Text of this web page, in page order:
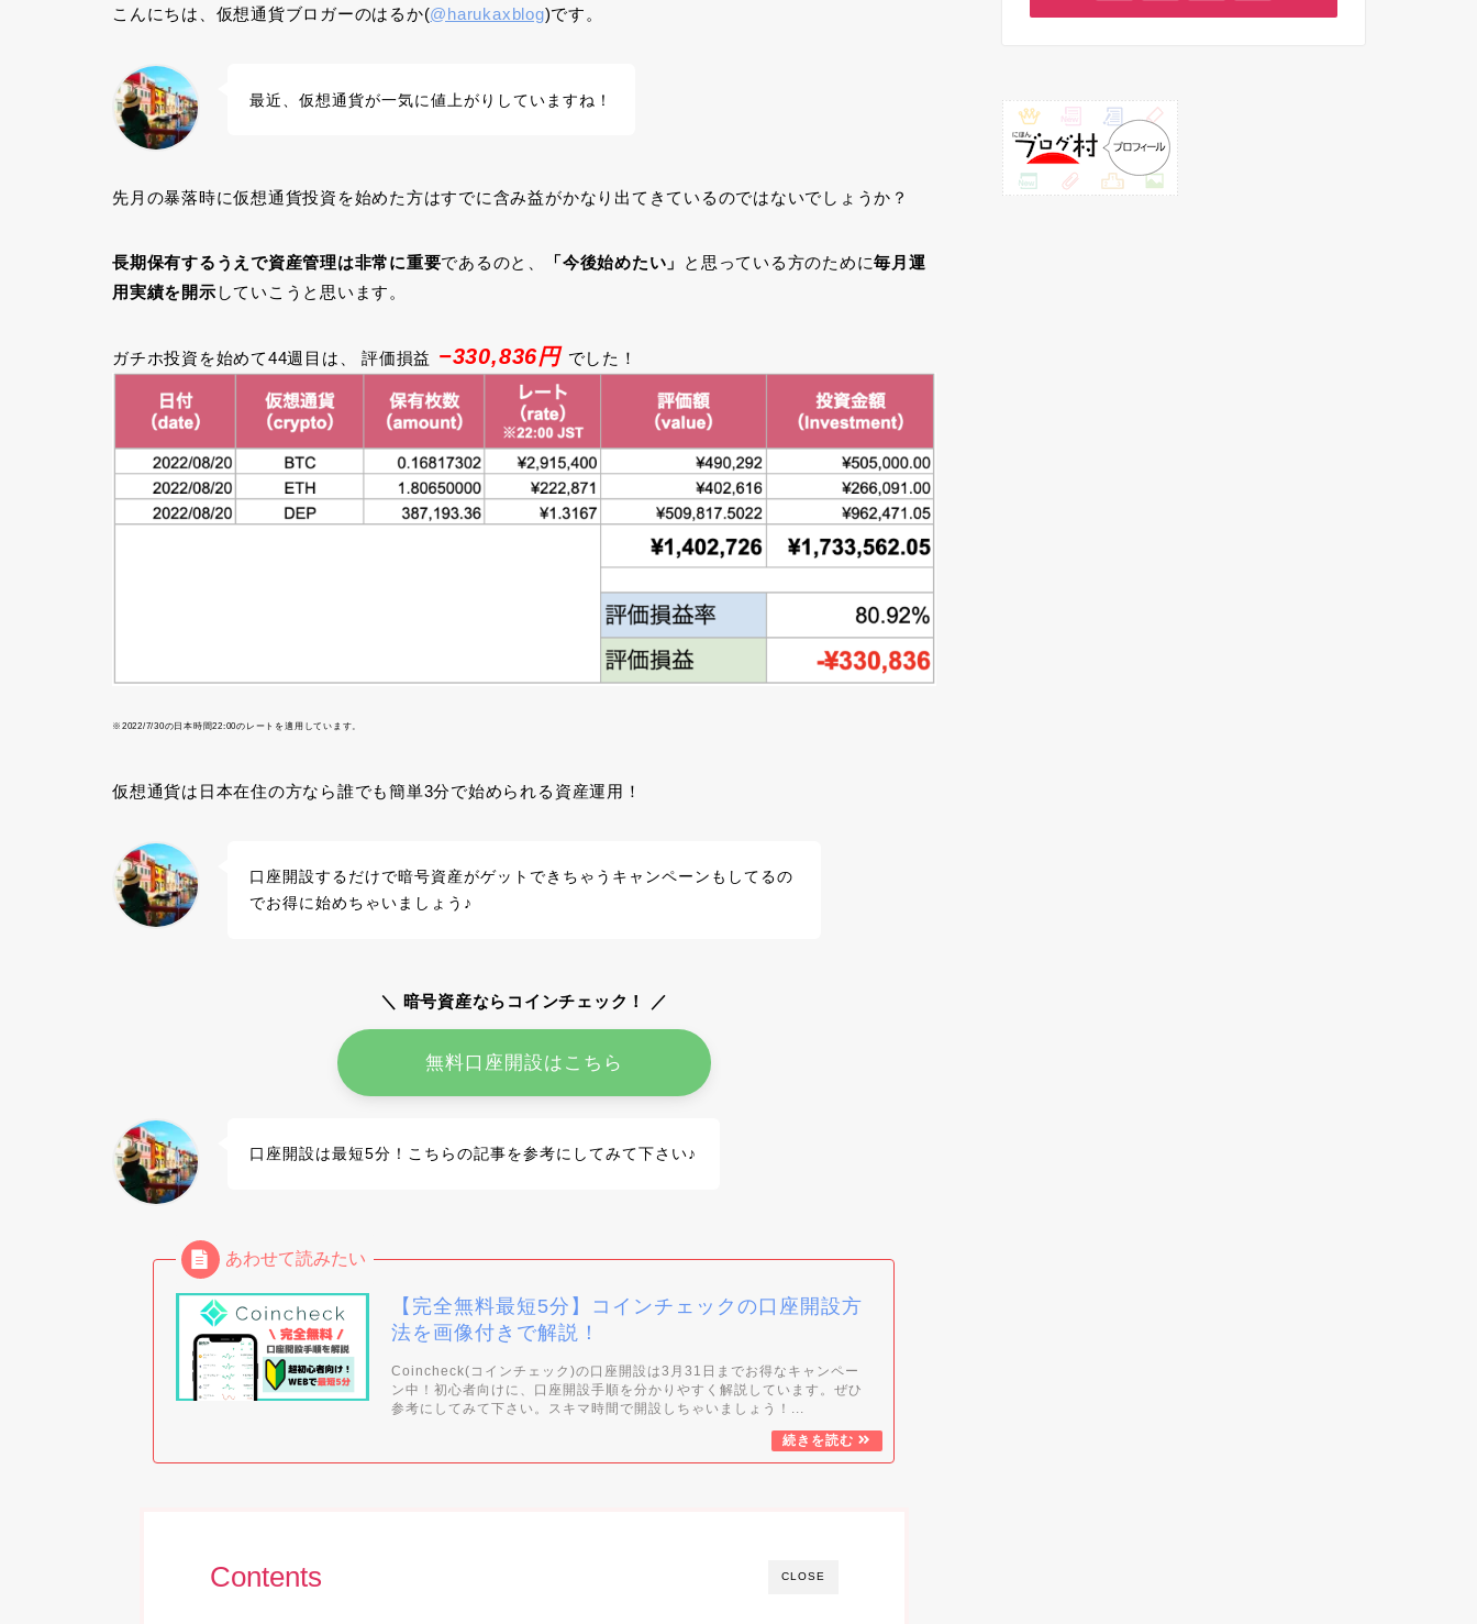
こんにちは、仮想通貨ブロガーのはるか(@harukaxblog)です。
最近、仮想通貨が一気に値上がりしていますね！
先月の暴落時に仮想通貨投資を始めた方はすでに含み益がかなり出てきているのではないでしょうか？
長期保有するうえで資産管理は非常に重要であるのと、 「今後始めたい」 と思っている方のために毎月運
用実績を開示 していこうと思います。
ガチホ投資を始めて44週目は、 評価損益 −330,836円 でした！
※2022/7/30の日本時間22:00のレートを適用しています。
仮想通貨は日本在住の方なら誰でも簡単3分で始められる資産運用！
口座開設するだけで暗号資産がゲットできちゃうキャンペーンもしてるの
でお得に始めちゃいましょう♪
＼ 暗号資産ならコインチェック！ ／
無料口座開設はこちら
口座開設は最短5分！こちらの記事を参考にしてみて下さい♪
【完全無料最短5分】コインチェックの口座開設方
法を画像付きで解説！
Coincheck(コインチェック)の口座開設は3月31日までお得なキャンペー
ン中！初心者向けに、口座開設手順を分かりやすく解説しています。ぜひ
参考にしてみて下さい。スキマ時間で開設しちゃいましょう！...
CLOSE
Contents